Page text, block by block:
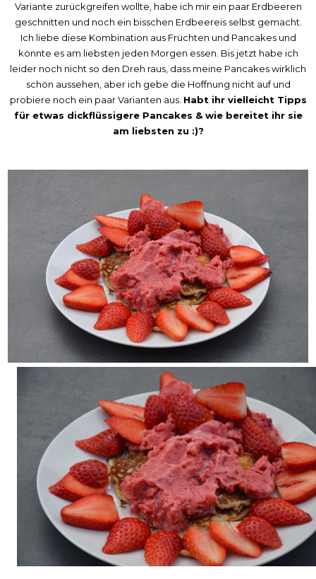
Variante zurückgreifen wollte, habe ich mir ein paar Erdbeeren
geschnitten und noch ein bisschen Erdbeereis selbst gemacht.
Ich liebe diese Kombination aus Früchten und Pancakes und
könnte es am liebsten jeden Morgen essen. Bis jetzt habe ich
leider noch nicht so den Dreh raus, dass meine Pancakes wirklich
schön aussehen, aber ich gebe die Hoffnung nicht auf und
probiere noch ein paar Varianten aus. Habt ihr vielleicht Tipps
für etwas dickflüssigere Pancakes & wie bereitet ihr sie
am liebsten zu :)?